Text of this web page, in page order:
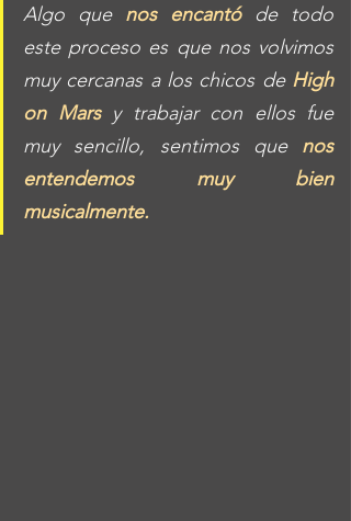
Algo que nos encantó de todo
este proceso es que nos volvimos
muy cercanas a los chicos de High
on Mars y trabajar con ellos fue
muy sencillo, sentimos que nos
entendemos muy bien
musicalmente.